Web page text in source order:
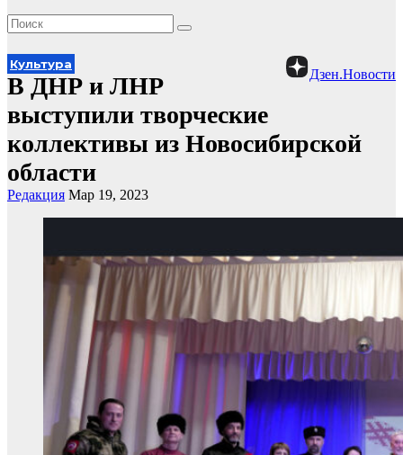
Дзен.Новости
Культура
В ДНР и ЛНР
выступили творческие
коллективы из Новосибирской
области
Редакция Мар 19, 2023